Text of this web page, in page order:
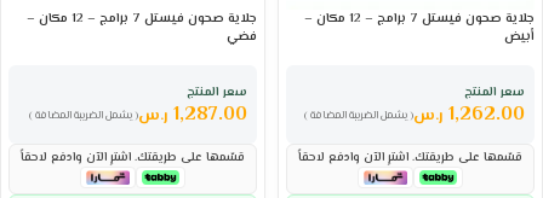
جلاية صحون فيستل 7 برامج – 12 مكان –
أبيض
سعر المنتج
( يشمل الضريبة المضافة ) 1,262.00 ر.س
قسّمها على طريقتك. اشترِ الآن وادفع لاحقاً
جلاية صحون فيستل 7 برامج – 12 مكان –
فضي
سعر المنتج
( يشمل الضريبة المضافة ) 1,287.00 ر.س
قسّمها على طريقتك. اشترِ الآن وادفع لاحقاً